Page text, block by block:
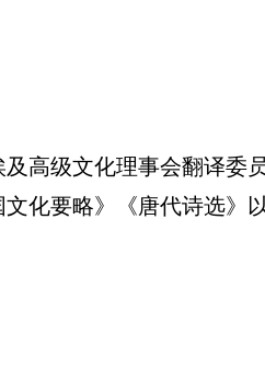
级文化理事会翻译委
化要略》《唐代诗选》